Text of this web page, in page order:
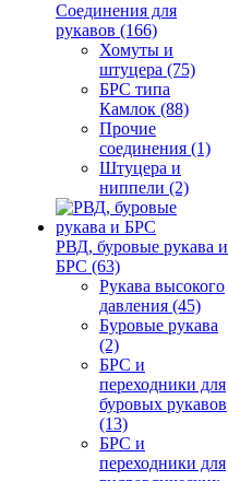
Соединения для
рукавов (166)
Хомуты и
штуцера (75)
БРС типа
Камлок (88)
Прочие
соединения (1)
Штуцера и
ниппели (2)
РВД, буровые рукава и
БРС (63)
Рукава высокого
давления (45)
Буровые рукава
(2)
БРС и
переходники для
буровых рукавов
(13)
БРС и
переходники для